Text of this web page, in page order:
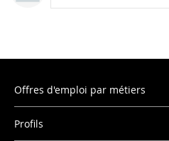
Offres d'emploi par métiers
Profils